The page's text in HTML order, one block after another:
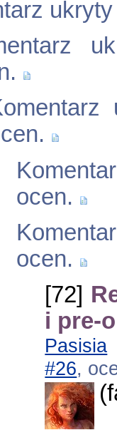
ocen.
ocen.
[72]
i pre-
Pasisia
#26,